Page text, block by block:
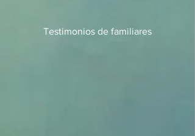
Testimonios de familiares